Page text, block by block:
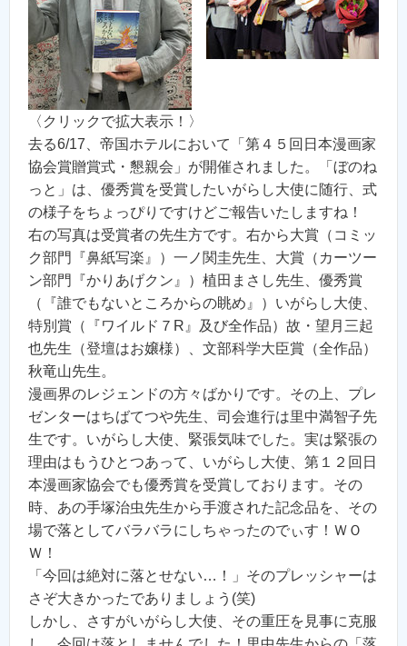
〈クリックで拡大表示！〉
去る6/17、帝国ホテルにおいて「第４５回日本漫画家
協会賞贈賞式・懇親会」が開催されました。「ぼのね
っと」は、優秀賞を受賞したいがらし大使に随行、式
の様子をちょっぴりですけどご報告いたしますね！
右の写真は受賞者の先生方です。右から大賞（コミッ
ク部門『鼻紙写楽』）一ノ関圭先生、大賞（カーツー
ン部門『かりあげクン』）植田まさし先生、優秀賞
（『誰でもないところからの眺め』）いがらし大使、
特別賞（『ワイルド７R』及び全作品）故・望月三起
也先生（登壇はお嬢様）、文部科学大臣賞（全作品）
秋竜山先生。
漫画界のレジェンドの方々ばかりです。その上、プレ
ゼンターはちばてつや先生、司会進行は里中満智子先
生です。いがらし大使、緊張気味でした。実は緊張の
理由はもうひとつあって、いがらし大使、第１２回日
本漫画家協会でも優秀賞を受賞しております。その
時、あの手塚治虫先生から手渡された記念品を、その
場で落としてバラバラにしちゃったのでぃす！ＷＯ
Ｗ！
「今回は絶対に落とせない…！」そのプレッシャーは
さぞ大きかったでありましょう(笑)
しかし、さすがいがらし大使、その重圧を見事に克服